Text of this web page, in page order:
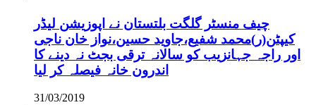
چیف منسٹر گلگت بلتستان نے اپوزیشن لیڈر
کیپٹن(ر)محمد شفیع،جاوید حسین،نواز خان ناجی
اور راجہ جہانزیب کو سالانہ ترقی بجٹ نہ دینے کا
اندرون خانہ فیصلہ کر لیا
31/03/2019